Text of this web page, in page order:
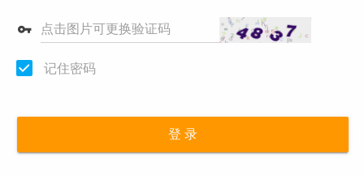
点击图片可更换验证码
记住密码
登 录